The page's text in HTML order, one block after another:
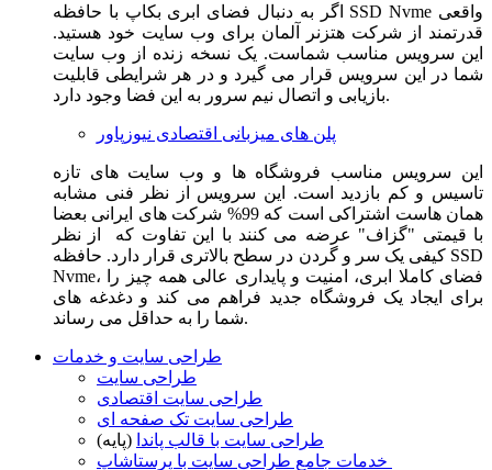
اگر به دنبال فضای ابری بکاپ با حافظه SSD Nvme واقعی
قدرتمند از شرکت هتزنر آلمان برای وب سایت خود هستید.
این سرویس مناسب شماست. یک نسخه زنده از وب سایت
شما در این سرویس قرار می گیرد و در هر شرایطی قابلیت
بازیابی و اتصال نیم سرور به این فضا وجود دارد.
پلن های میزبانی اقتصادی نیوزپاور
این سرویس مناسب فروشگاه ها و وب سایت های تازه
تاسیس و کم بازدید است. این سرویس از نظر فنی مشابه
همان هاست اشتراکی است که 99% شرکت های ایرانی بعضا
با قیمتی "گزاف" عرضه می کنند با این تفاوت که از نظر
کیفی یک سر و گردن در سطح بالاتری قرار دارد. حافظه SSD
Nvme، فضای کاملا ابری، امنیت و پایداری عالی همه چیز را
برای ایجاد یک فروشگاه جدید فراهم می کند و دغدغه های
شما را به حداقل می رساند.
طراحی سایت و خدمات
طراحی سایت
طراحی سایت اقتصادی
طراحی سایت تک صفحه ای
طراحی سایت با قالب پاندا (پایه)